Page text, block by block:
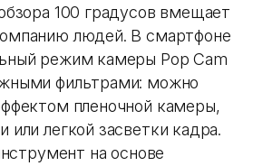
100 градусов вмещает
людей. В смартфоне
режим камеры Pop Cam
фильтрами: можно
пленочной камеры,
или легкой засветки кадра.
на основе